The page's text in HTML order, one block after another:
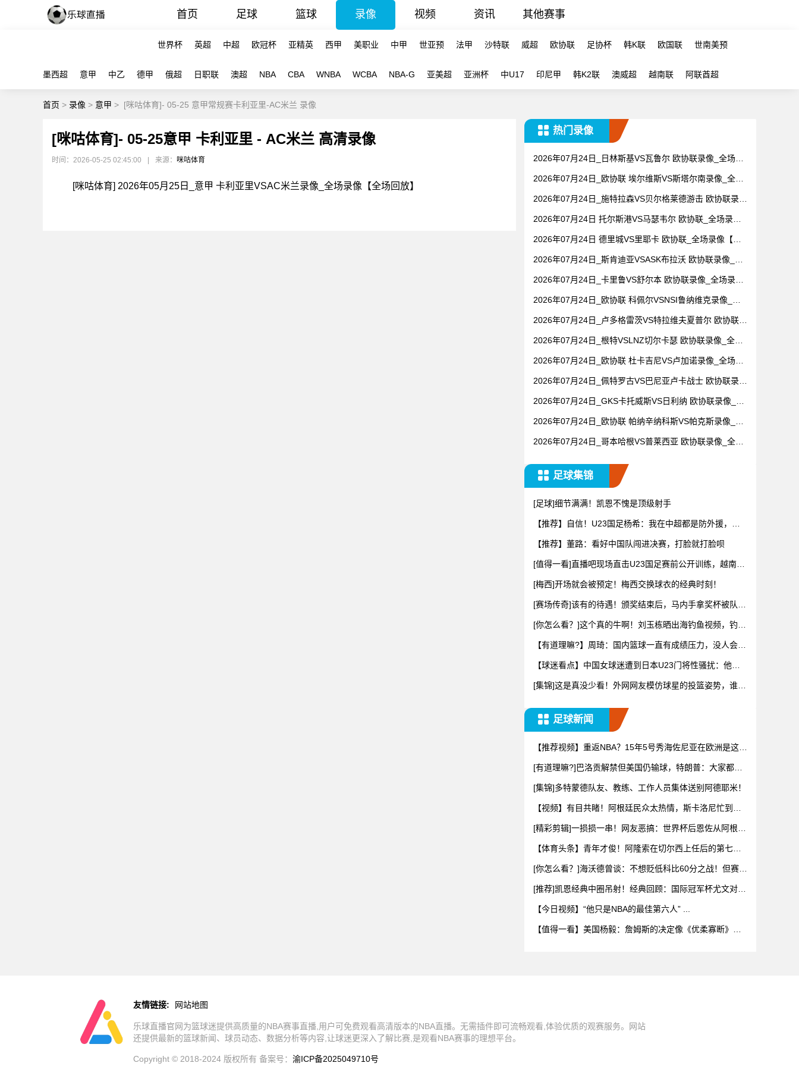
首页 足球 篮球 录像 视频 资讯 其他赛事
世界杯 英超 中超 欧冠杯 亚精英 西甲 美职业 中甲 世亚预 法甲 沙特联 威超 欧协联 足协杯 韩K联 欧国联 世南美预
墨西超 意甲 中乙 德甲 俄超 日职联 澳超 NBA CBA WNBA WCBA NBA-G 亚美超 亚洲杯 中U17 印尼甲 韩K2联 澳威超 越南联 阿联酋超
首页 > 录像 > 意甲 > [咪咕体育]- 05-25 意甲常规赛卡利亚里-AC米兰 录像
[咪咕体育]- 05-25意甲 卡利亚里 - AC米兰 高清录像
时间：2026-05-25 02:45:00 来源： 咪咕体育
[咪咕体育] 2026年05月25日_意甲 卡利亚里VSAC米兰录像_全场录像【全场回放】
热门录像
2026年07月24日_日林斯基VS瓦鲁尔 欧协联录像_全场录
2026年07月24日_欧协联 埃尔维斯VS斯塔尔南录像_全场
2026年07月24日_施特拉森VS贝尔格莱德游击 欧协联录像
2026年07月24日 托尔斯港VS马瑟韦尔 欧协联_全场录像
2026年07月24日 德里城VS里耶卡 欧协联_全场录像【视
2026年07月24日_斯肯迪亚VSASK布拉沃 欧协联录像_全
2026年07月24日_卡里鲁VS舒尔本 欧协联录像_全场录像
2026年07月24日_欧协联 科佩尔VSNSI鲁纳维克录像_全
2026年07月24日_卢多格雷茨VS特拉维夫夏普尔 欧协联录
2026年07月24日_根特VSLNZ切尔卡瑟 欧协联录像_全场
2026年07月24日_欧协联 杜卡吉尼VS卢加诺录像_全场录
2026年07月24日_佩特罗古VS巴尼亚卢卡战士 欧协联录像
2026年07月24日_GKS卡托威斯VS日利纳 欧协联录像_全
2026年07月24日_欧协联 帕纳辛纳科斯VS帕克斯录像_全
2026年07月24日_哥本哈根VS普莱西亚 欧协联录像_全场
足球集锦
[足球]细节满满！凯恩不愧是顶级射手
【推荐】自信！U23国足杨希：我在中超都是防外援，踢
【推荐】董路：看好中国队闯进决赛，打脸就打脸呗
[值得一看]直播吧现场直击U23国足赛前公开训练，越南媒
[梅西]开场就会被预定！梅西交换球衣的经典时刻！
[赛场传奇]该有的待遇！颁奖结束后，马内手拿奖杯被队友
[你怎么看？]这个真的牛啊！刘玉栋晒出海钓鱼视频，钓上
【有道理嘛?】周琦：国内篮球一直有成绩压力，没人会为
【球迷看点】中国女球迷遭到日本U23门将性骚扰：他问
[集锦]这是真没少看！外网网友模仿球星的投篮姿势，谁的
足球新闻
【推荐视频】重返NBA？15年5号秀海佐尼亚在欧洲是这样
[有道理嘛?]巴洛贡解禁但美国仍输球，特朗普：大家都挺
[集锦]多特蒙德队友、教练、工作人员集体送别阿德耶米！
【视频】有目共睹！阿根廷民众太热情，斯卡洛尼忙到停
[精彩剪辑]一损损一串！网友恶搞：世界杯后恩佐从阿根廷
【体育头条】青年才俊！阿隆索在切尔西上任后的第七堂
[你怎么看？]海沃德曾谈：不想贬低科比60分之战！但赛前
[推荐]凯恩经典中圈吊射！经典回顾：国际冠军杯尤文对阵
【今日视频】“他只是NBA的最佳第六人” ...
【值得一看】美国杨毅：詹姆斯的决定像《优柔寡断》情
友情链接: 网站地图
乐球直播官网为篮球迷提供高质量的NBA赛事直播,用户可免费观看高清版本的NBA直播。无需插件即可流畅观看,体验优质的观赛服务。网站
还提供最新的篮球新闻、球员动态、数据分析等内容,让球迷更深入了解比赛,是观看NBA赛事的理想平台。
Copyright © 2018-2024 版权所有 备案号： 渝ICP备2025049710号